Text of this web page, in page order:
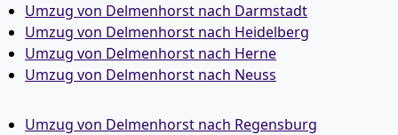
Umzug von Delmenhorst nach Darmstadt
Umzug von Delmenhorst nach Heidelberg
Umzug von Delmenhorst nach Herne
Umzug von Delmenhorst nach Neuss
Umzug von Delmenhorst nach Regensburg